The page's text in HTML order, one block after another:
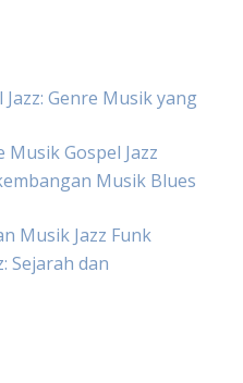
Genre Musik yang
Gospel Jazz
Musik Blues
Musik Jazz Funk
Sejarah dan